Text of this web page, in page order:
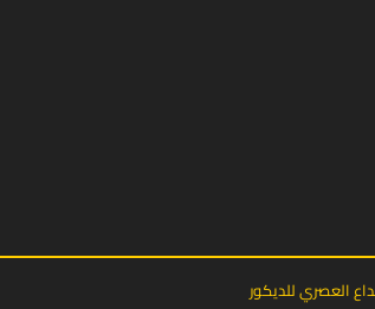
العصري للديكور